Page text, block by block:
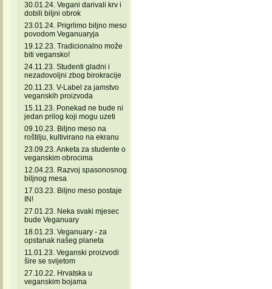
30.01.24. Vegani darivali krv i
dobili biljni obrok
23.01.24. Prigrlimo biljno meso
povodom Veganuaryja
19.12.23. Tradicionalno može
biti vegansko!
24.11.23. Studenti gladni i
nezadovoljni zbog birokracije
20.11.23. V-Label za jamstvo
veganskih proizvoda
15.11.23. Ponekad ne bude ni
jedan prilog koji mogu uzeti
09.10.23. Biljno meso na
roštilju, kultivirano na ekranu
23.09.23. Anketa za studente o
veganskim obrocima
12.04.23. Razvoj spasonosnog
biljnog mesa
17.03.23. Biljno meso postaje
IN!
27.01.23. Neka svaki mjesec
bude Veganuary
18.01.23. Veganuary - za
opstanak našeg planeta
11.01.23. Veganski proizvodi
šire se svijetom
27.10.22. Hrvatska u
veganskim bojama